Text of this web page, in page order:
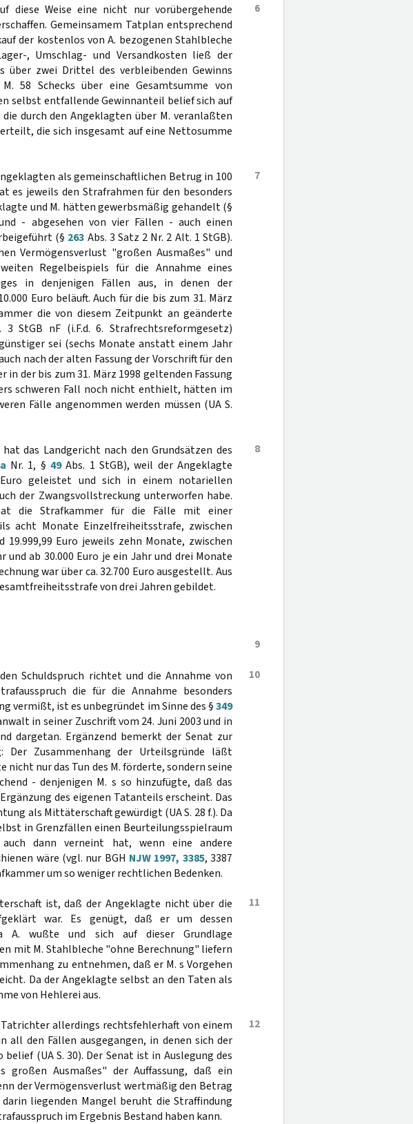
6
diese Weise eine nicht nur vorübergehende
Gemeinsamem Tatplan entsprechend
der kostenlos von A. bezogenen Stahlbleche
, Umschlag- und Versandkosten ließ der
über zwei Drittel des verbleibenden Gewinns
58 Schecks über eine Gesamtsumme von
selbst entfallende Gewinnanteil belief sich auf
die durch den Angeklagten über M. veranlaßten
die sich insgesamt auf eine Nettosumme
7
als gemeinschaftlichen Betrug in 100
es jeweils den Strafrahmen für den besonders
und M. hätten gewerbsmäßig gehandelt (§
- abgesehen von vier Fällen - auch einen
(§ 263 Abs. 3 Satz 2 Nr. 2 Alt. 1 StGB).
Vermögensverlust "großen Ausmaßes" und
Regelbeispiels für die Annahme eines
in denjenigen Fällen aus, in denen der
Euro beläuft. Auch für die bis zum 31. März
die von diesem Zeitpunkt an geänderte
3 StGB nF (i.F.d. 6. Strafrechtsreformgesetz)
sei (sechs Monate anstatt einem Jahr
nach der alten Fassung der Vorschrift für den
in der bis zum 31. März 1998 geltenden Fassung
schweren Fall noch nicht enthielt, hätten im
Fälle angenommen werden müssen (UA S.
8
das Landgericht nach den Grundsätzen des
Nr. 1, § 49Abs. 1 StGB), weil der Angeklagte
geleistet und sich in einem notariellen
der Zwangsvollstreckung unterworfen habe.
die Strafkammer für die Fälle mit einer
acht Monate Einzelfreiheitsstrafe, zwischen
19.999,99 Euro jeweils zehn Monate, zwischen
und ab 30.000 Euro je ein Jahr und drei Monate
war über ca. 32.700 Euro ausgestellt. Aus
von drei Jahren gebildet.
9
10
Schuldspruch richtet und die Annahme von
die für die Annahme besonders
vermißt, ist es unbegründet im Sinne des §349
in seiner Zuschrift vom 24. Juni 2003 und in
dargetan. Ergänzend bemerkt der Senat zur
Der Zusammenhang der Urteilsgründe läßt
nur das Tun des M. förderte, sondern seine
- denjenigen M. s so hinzufügte, daß das
des eigenen Tatanteils erscheint. Das
als Mittäterschaft gewürdigt (UA S. 28 f.). Da
in Grenzfällen einen Beurteilungsspielraum
dann verneint hat, wenn eine andere
wäre (vgl. nur BGH NJW 1997, 3385, 3387
um so weniger rechtlichen Bedenken.
11
ist, daß der Angeklagte nicht über die
war. Es genügt, daß er um dessen
A. wußte und sich auf dieser Grundlage
mit M. Stahlbleche "ohne Berechnung" liefern
zu entnehmen, daß er M. s Vorgehen
Da der Angeklagte selbst an den Taten als
von Hehlerei aus.
12
allerdings rechtsfehlerhaft von einem
all den Fällen ausgegangen, in denen sich der
(UA S. 30). Der Senat ist in Auslegung des
großen Ausmaßes" der Auffassung, daß ein
der Vermögensverlust wertmäßig den Betrag
liegenden Mangel beruht die Straffindung
im Ergebnis Bestand haben kann.